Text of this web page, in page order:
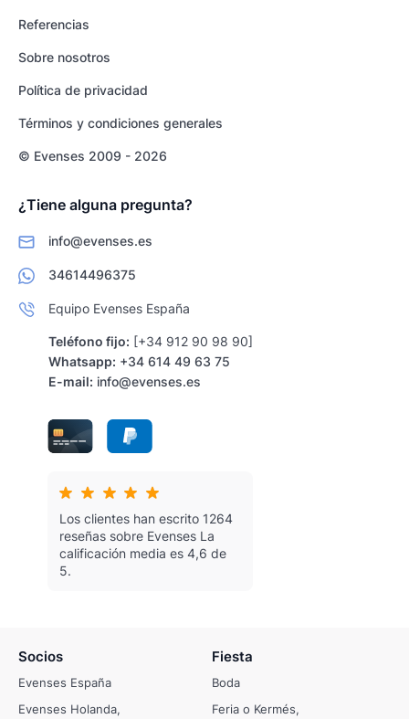
Referencias
Sobre nosotros
Política de privacidad
Términos y condiciones generales
© Evenses 2009 - 2026
¿Tiene alguna pregunta?
info@evenses.es
34614496375
Equipo Evenses España
Teléfono fijo: [+34 912 90 98 90]
Whatsapp: +34 614 49 63 75
E-mail: info@evenses.es
Los clientes han escrito 1264
reseñas sobre Evenses La
calificación media es 4,6 de
5.
Socios
Evenses España
Evenses Holanda
Fiesta
Boda
Feria o Kermés